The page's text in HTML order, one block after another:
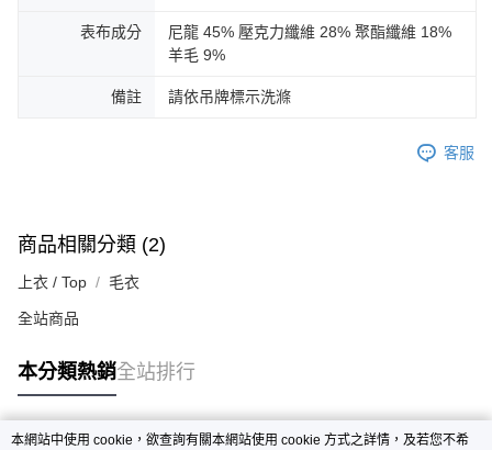
表布成分
尼龍 45% 壓克力纖維 28% 聚酯纖維 18%
羊毛 9%
備註 請依吊牌標示洗滌
客服
商品相關分類 (2)
上衣 / Top 毛衣
全站商品
本分類熱銷全站排行
本網站中使用 cookie，欲查詢有關本網站使用 cookie 方式之詳情，及若您不希